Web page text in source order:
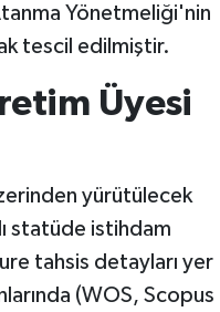
Yönetmeliği'nin
tescil edilmiştir.
Üyesi
yürütülecek
statüde istihdam
tahsis detayları yer
(WOS, Scopus